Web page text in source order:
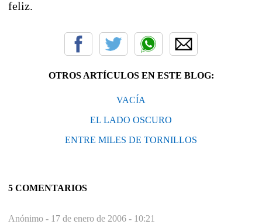
feliz.
OTROS ARTÍCULOS EN ESTE BLOG:
VACÍA
EL LADO OSCURO
ENTRE MILES DE TORNILLOS
5 COMENTARIOS
Anónimo - 17 de enero de 2006 - 10:21